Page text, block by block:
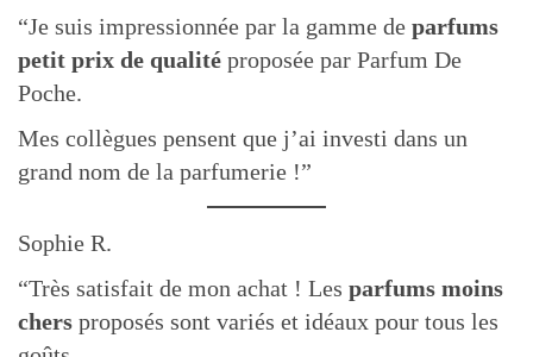
h
é
o
r
n
u
“Je suis impressionnée par la gamme de parfums
petit prix de qualité proposée par Parfum De
Poche.
Mes collègues pensent que j’ai investi dans un
grand nom de la parfumerie !”
Sophie R.
“Très satisfait de mon achat ! Les parfums moins
chers proposés sont variés et idéaux pour tous les